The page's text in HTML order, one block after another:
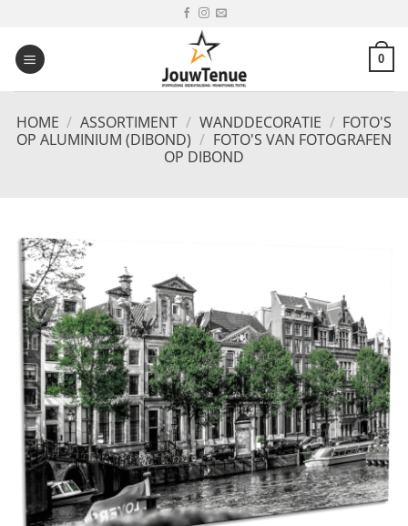
inhoud
0
HOME / ASSORTIMENT / WANDDECORATIE / FOTO'S
OP ALUMINIUM (DIBOND) / FOTO'S VAN FOTOGRAFEN
OP DIBOND